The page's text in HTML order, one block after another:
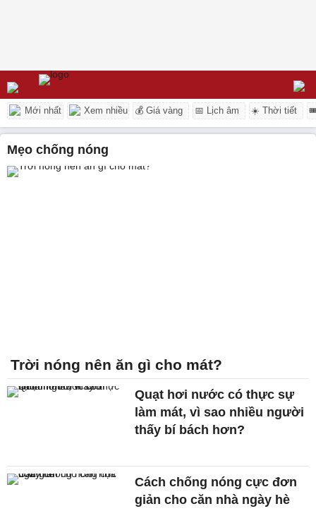
Mới nhất Xem nhiều 💰 Giá vàng 📅 Lịch âm ☀️ Thời tiết
mẹo chống nóng
Trời nóng nên ăn gì cho mát?
Quạt hơi nước có thực sự
làm mát, vì sao nhiều người
thấy bí bách hơn?
Cách chống nóng cực đơn
giản cho căn nhà ngày hè